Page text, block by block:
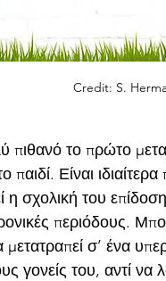
Credit: S.
πιθανό το πρώτο
παιδί. Είναι
η σχολική του
περιόδους.
σ’ ένα
γονείς του, αντί